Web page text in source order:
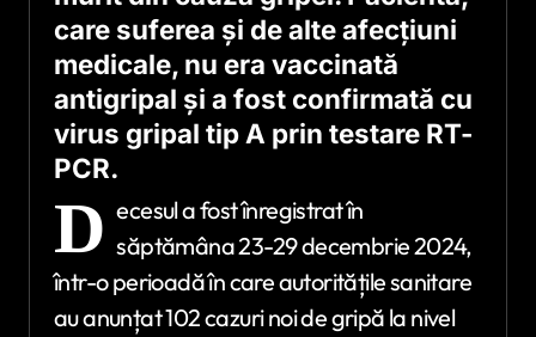
care suferea și de alte afecțiuni
medicale, nu era vaccinată
antigripal și a fost confirmată cu
virus gripal tip A prin testare RT-
PCR.
D ecesul a fost înregistrat în
săptămâna 23-29 decembrie 2024,
într-o perioadă în care autoritățile sanitare
au anunțat 102 cazuri noi de gripă la nivel